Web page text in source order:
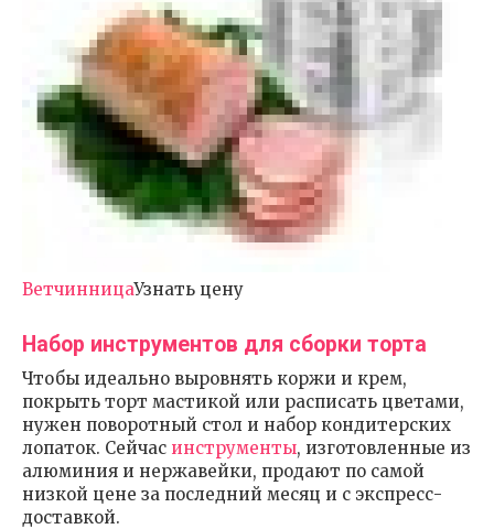
ВетчинницаУзнать цену
Набор инструментов для сборки торта
Чтобы идеально выровнять коржи и крем,
покрыть торт мастикой или расписать цветами,
нужен поворотный стол и набор кондитерских
лопаток. Сейчас инструменты, изготовленные из
алюминия и нержавейки, продают по самой
низкой цене за последний месяц и с экспресс-
доставкой.